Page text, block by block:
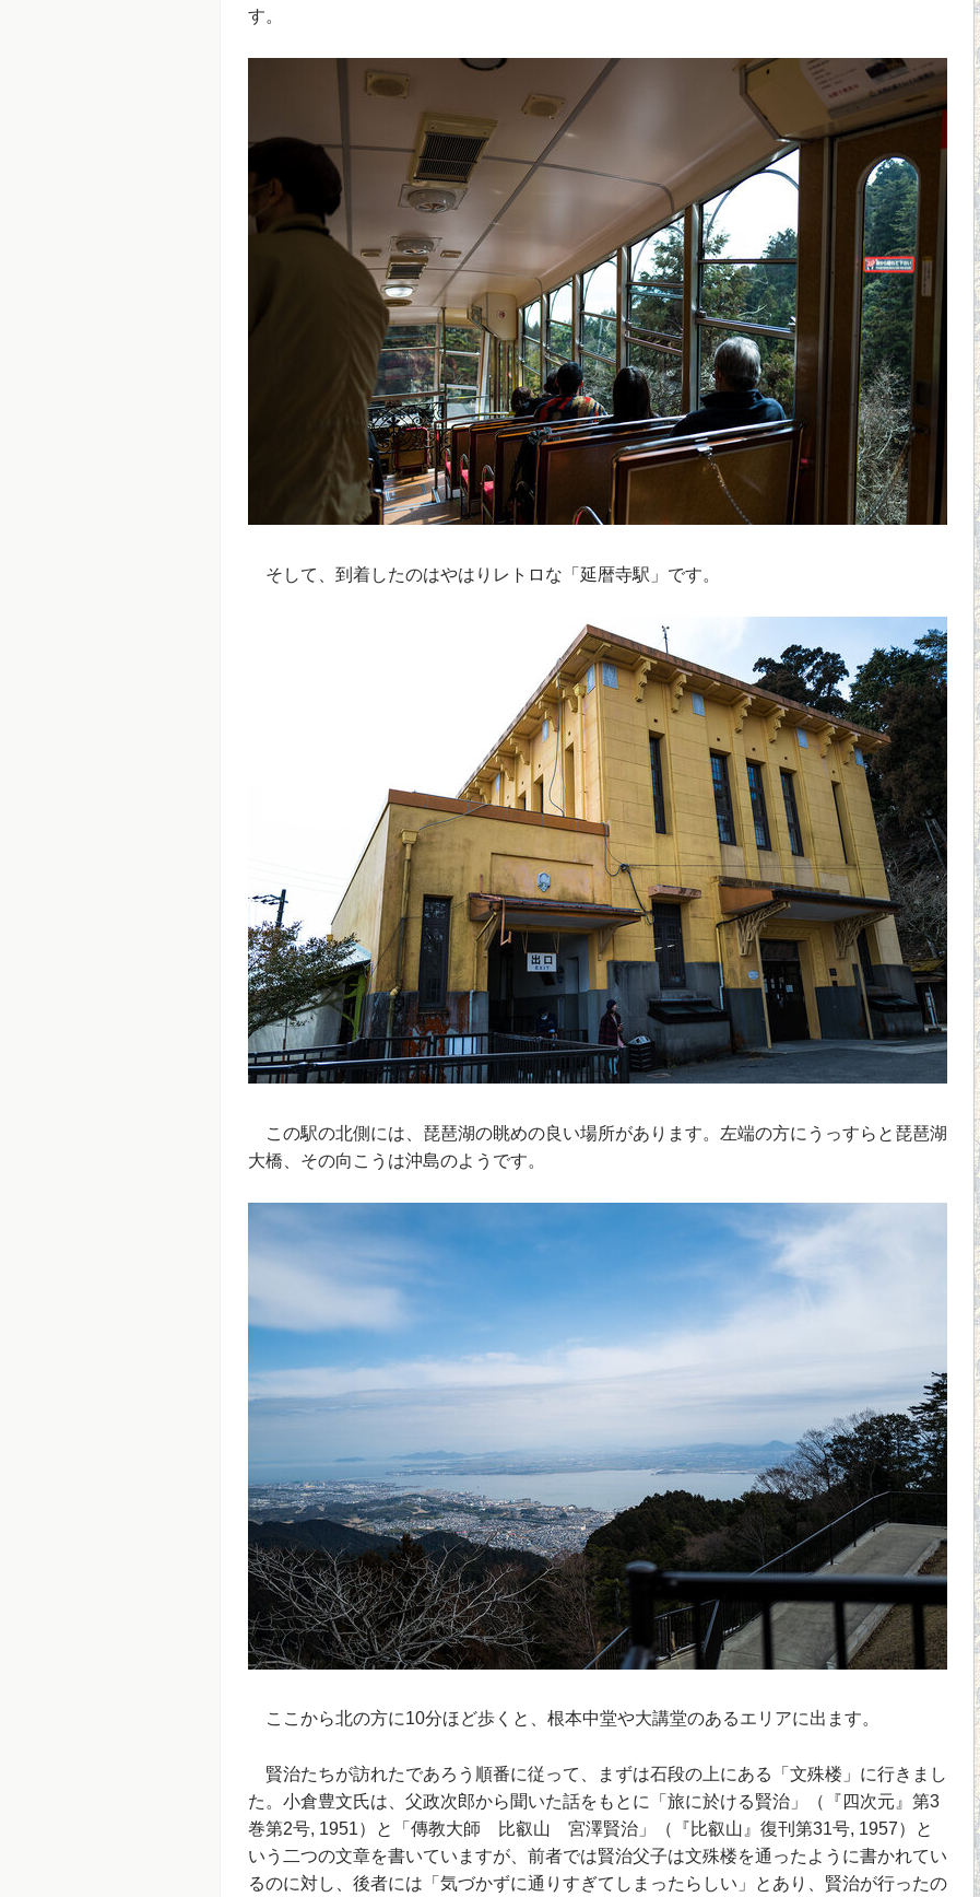
す。
そして、到着したのはやはりレトロな「延暦寺駅」です。
この駅の北側には、琵琶湖の眺めの良い場所があります。左端の方にうっすらと琵琶湖
大橋、その向こうは沖島のようです。
ここから北の方に10分ほど歩くと、根本中堂や大講堂のあるエリアに出ます。
賢治たちが訪れたであろう順番に従って、まずは石段の上にある「文殊楼」に行きまし
た。小倉豊文氏は、父政次郎から聞いた話をもとに「旅に於ける賢治」（『四次元』第3
巻第2号, 1951）と「傳教大師 比叡山 宮澤賢治」（『比叡山』復刊第31号, 1957）と
いう二つの文章を書いていますが、前者では賢治父子は文殊楼を通ったように書かれてい
るのに対し、後者には「気づかずに通りすぎてしまったらしい」とあり、賢治が行ったの